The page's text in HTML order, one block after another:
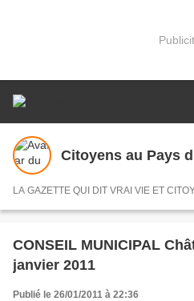
Citoyens au Pays
LA GAZETTE QUI DIT VRAI
CONSEIL MUNICIPAL
janvier 2011
Publié le 26/01/2011 à 22:36